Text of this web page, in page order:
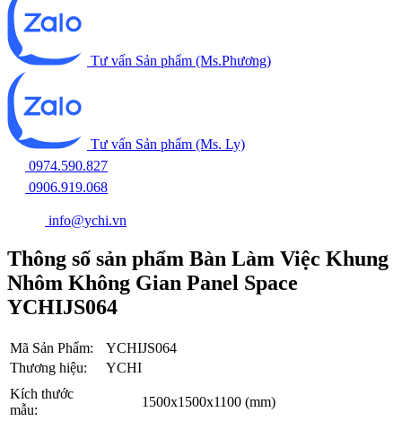
Tư vấn Sản phẩm (Ms.Phương)
Tư vấn Sản phẩm (Ms. Ly)
0974.590.827
0906.919.068
info@ychi.vn
Thông số sản phẩm Bàn Làm Việc Khung
Nhôm Không Gian Panel Space
YCHIJS064
Mã Sản Phẩm:
YCHIJS064
Thương hiệu:
YCHI
Kích thước
mẫu:
1500x1500x1100 (mm)